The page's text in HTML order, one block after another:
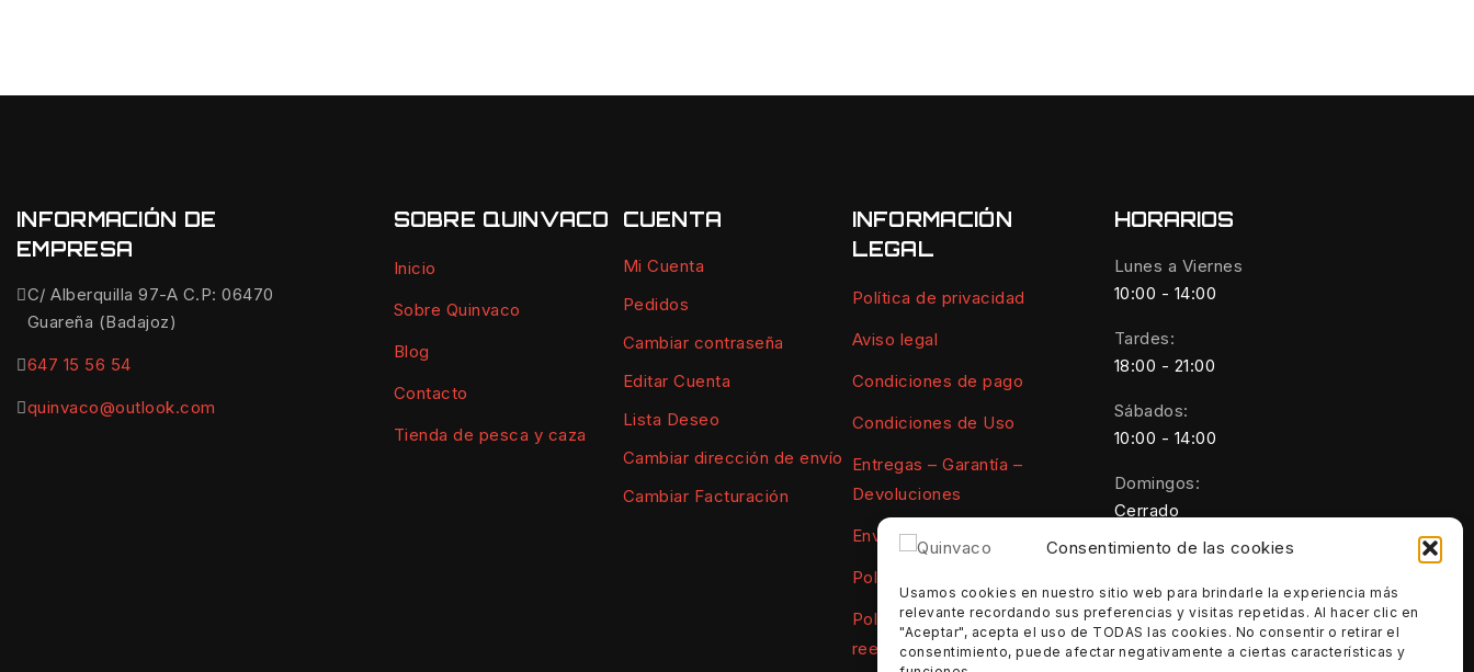
Consentimiento de las cookies
Usamos cookies en nuestro sitio web para brindarle la experiencia más
relevante recordando sus preferencias y visitas repetidas. Al hacer clic en
"Aceptar", acepta el uso de TODAS las cookies. No consentir o retirar el
consentimiento, puede afectar negativamente a ciertas características y
INFORMACIÓN DE
EMPRESA
C/ Alberquilla 97-A C.P: 06470
Guareña (Badajoz)
647 15 56 54
quinvaco@outlook.com
SOBRE QUINVACO
Inicio
Sobre Quinvaco
Blog
Contacto
Tienda de pesca y caza
CUENTA
Mi Cuenta
Pedidos
Cambiar contraseña
Editar Cuenta
Lista Deseo
Cambiar dirección de envío
Cambiar Facturación
INFORMACIÓN
LEGAL
Política de privacidad
Aviso legal
Condiciones de pago
Condiciones de Uso
Entregas – Garantía –
Devoluciones
Envíos
Política de Cookies
Política de devoluciones y
reembolsos
HORARIOS
Lunes a Viernes
10:00 - 14:00
Tardes:
18:00 - 21:00
Sábados:
10:00 - 14:00
Domingos:
Cerrado